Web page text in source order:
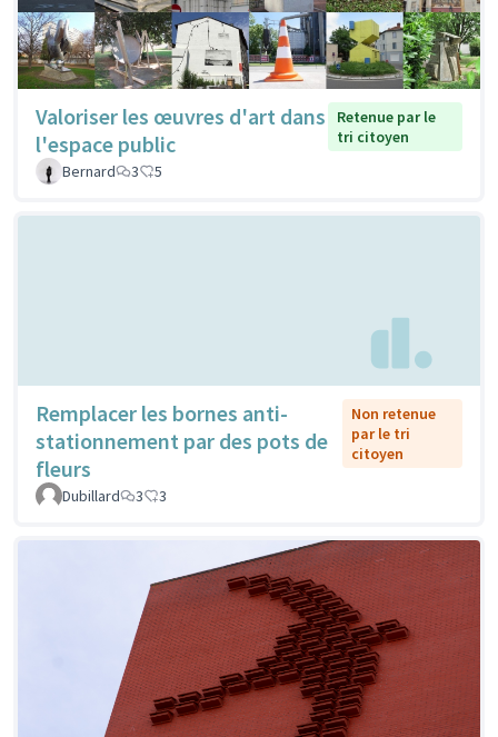
Valoriser les œuvres d'art dans
l'espace public
Retenue par le
tri citoyen
Bernard
3 5
Remplacer les bornes anti-
stationnement par des pots de
fleurs
Non retenue
par le tri
citoyen
Dubillard 3 3